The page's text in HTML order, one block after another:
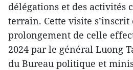
délégations et des activités
terrain. Cette visite s’inscrit
prolongement de celle
2024 par le général Luong
du Bureau politique et